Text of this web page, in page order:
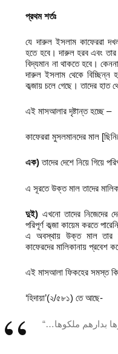
প্রথম শর্তঃ
যে দারুল ইসলাম কাফেররা
হতে হবে। দারুল হরব এবং তার
বিদ্যমান না থাকতে হবে।
দারুল ইসলাম থেকে বিচ্ছিন্ন
কব্জায় চলে গেছে। তাদের
এই মাসআলার দৃষ্টান্ত হচ্ছে –
কাফেররা মুসলমানদের মাল
এক)তাদের দেশে নিয়ে গিয়ে
এ সূরতে উক্ত মাল তাদের
দুই) এখনো তাদের নিজেদের
পরিপূর্ণ কব্জা কায়েম করতে
এ অবস্থায় উক্ত মাল তার
কাফেরদের মালিকানায় প্রবেশ
এই মাসআলা ফিকহের সমস্ত
‘হিদায়া’(২/৫৮১) তে আছে-
“و إذا غلبوا على أموالنا و أحرزوها بدارهم ملكوها…